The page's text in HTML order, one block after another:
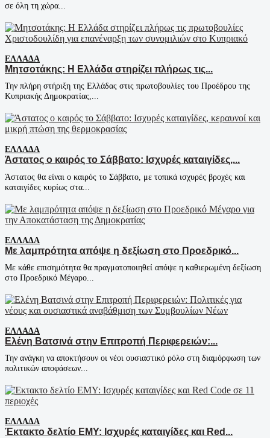
σε όλη τη χώρα...
ΕΛΛΆΔΑ
Μητσοτάκης: Η Ελλάδα στηρίζει πλήρως τις...
Την πλήρη στήριξη της Ελλάδας στις πρωτοβουλίες του Προέδρου της
Κυπριακής Δημοκρατίας,...
ΕΛΛΆΔΑ
Άστατος ο καιρός το Σάββατο: Ισχυρές καταιγίδες,...
Άστατος θα είναι ο καιρός το Σάββατο, με τοπικά ισχυρές βροχές και
καταιγίδες κυρίως στα...
ΕΛΛΆΔΑ
Με λαμπρότητα απόψε η δεξίωση στο Προεδρικό...
Με κάθε επισημότητα θα πραγματοποιηθεί απόψε η καθιερωμένη δεξίωση
στο Προεδρικό Μέγαρο...
ΕΛΛΆΔΑ
Ελένη Βατσινά στην Επιτροπή Περιφερειών:...
Την ανάγκη να αποκτήσουν οι νέοι ουσιαστικό ρόλο στη διαμόρφωση των
πολιτικών αποφάσεων...
ΕΛΛΆΔΑ
Έκτακτο δελτίο ΕΜΥ: Ισχυρές καταιγίδες και Red...